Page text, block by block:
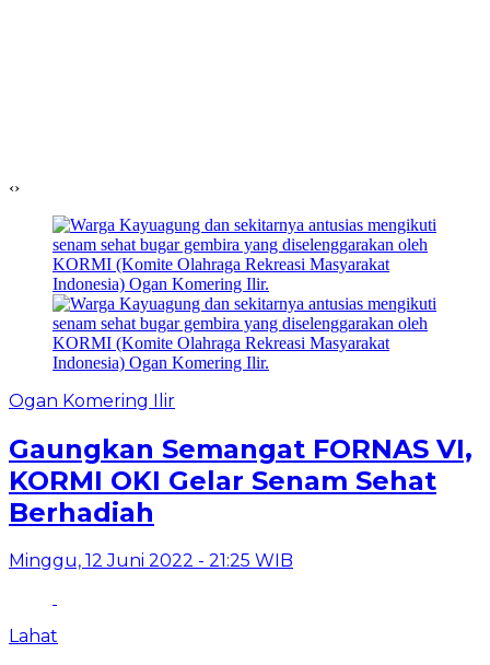
‹›
Ogan Komering Ilir
Gaungkan Semangat FORNAS VI,
KORMI OKI Gelar Senam Sehat
Berhadiah
Minggu, 12 Juni 2022 - 21:25 WIB
Lahat